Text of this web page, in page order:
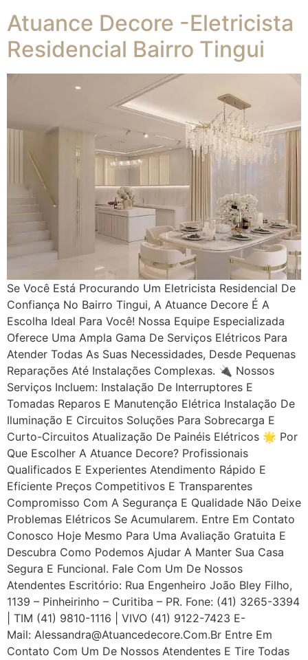
Atuance Decore -Eletricista
Residencial Bairro Tingui
Se Você Está Procurando Um Eletricista Residencial De
Confiança No Bairro Tingui, A Atuance Decore É A
Escolha Ideal Para Você! Nossa Equipe Especializada
Oferece Uma Ampla Gama De Serviços Elétricos Para
Atender Todas As Suas Necessidades, Desde Pequenas
Reparações Até Instalações Complexas. 🔌 Nossos
Serviços Incluem: Instalação De Interruptores E
Tomadas Reparos E Manutenção Elétrica Instalação De
Iluminação E Circuitos Soluções Para Sobrecarga E
Curto-Circuitos Atualização De Painéis Elétricos 🌟 Por
Que Escolher A Atuance Decore? Profissionais
Qualificados E Experientes Atendimento Rápido E
Eficiente Preços Competitivos E Transparentes
Compromisso Com A Segurança E Qualidade Não Deixe
Problemas Elétricos Se Acumularem. Entre Em Contato
Conosco Hoje Mesmo Para Uma Avaliação Gratuita E
Descubra Como Podemos Ajudar A Manter Sua Casa
Segura E Funcional. Fale Com Um De Nossos
Atendentes Escritório: Rua Engenheiro João Bley Filho,
1139 – Pinheirinho – Curitiba – PR. Fone: (41) 3265-3394
| TIM (41) 9810-1116 | VIVO (41) 9122-7423 E-
Mail: Alessandra@atuancedecore.com.br Entre Em
Contato Com Um De Nossos Atendentes E Tire Todas